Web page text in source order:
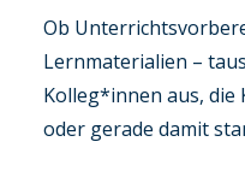
Ob
Lernmaterialien –
Kolleg*innen aus, die
oder gerade damit